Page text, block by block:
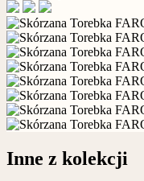
Inne z kolekcji